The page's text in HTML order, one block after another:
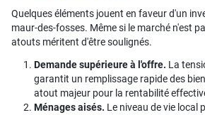
Quelques éléments jouent en faveur d'un
maur-des-fosses. Même si le marché n'est
atouts méritent d'être soulignés.
Demande supérieure à l'offre. La
garantit un remplissage rapide des
atout majeur pour la rentabilité
Ménages aisés. Le niveau de vie local